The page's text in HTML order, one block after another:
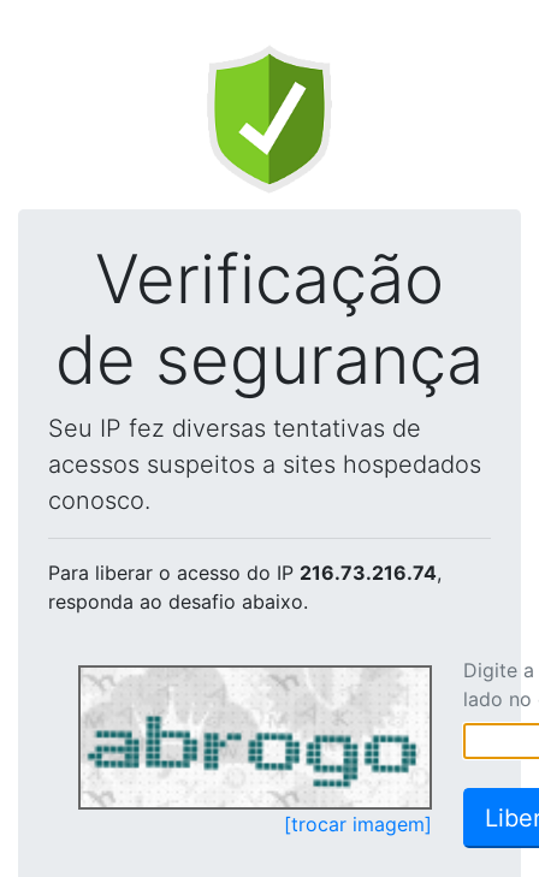
Verificação
de segurança
Seu IP fez diversas tentativas de
acessos suspeitos a sites hospedados
conosco.
Para liberar o acesso do IP 216.73.216.74,
responda ao desafio abaixo.
[trocar imagem]
Digite
lado no